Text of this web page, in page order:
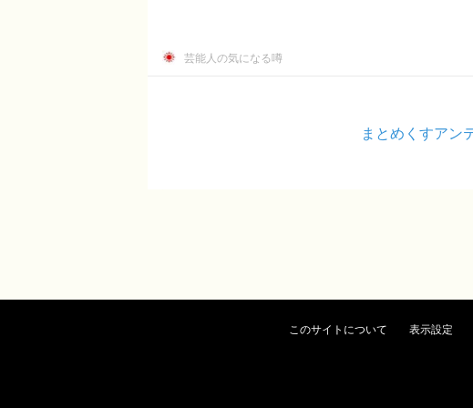
芸能人の気になる噂
まとめくすアン
このサイトについて 表示設定